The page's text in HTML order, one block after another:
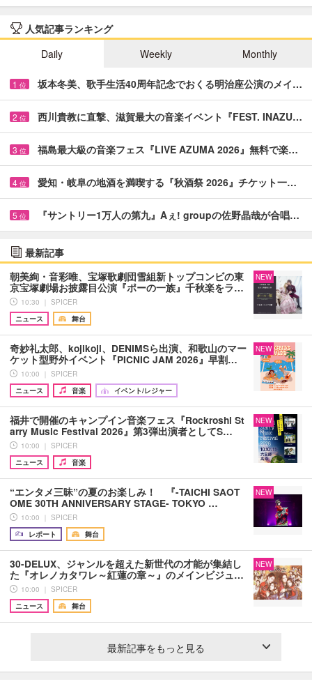
人気記事ランキング
Daily
Weekly Monthly
1 位 坂本冬美、歌手生活40周年記念でおくる明治座公演のメイ…
2 位 西川貴教に直撃、滋賀最大の音楽イベント『FEST. INAZU…
3 位 福島最大級の音楽フェス『LIVE AZUMA 2026』無料で楽…
4 位 愛知・岐阜の地酒を満喫する『秋酒祭 2026』チケット一…
5 位 『サントリー1万人の第九』Aぇ! groupの佐野晶哉が合唱…
最新記事
朝美絢・音彩唯、宝塚歌劇団雪組新トップコンビの東
京宝塚劇場お披露目公演『ポーの一族』千秋楽をラ…
10:30 ｜ SPICER
ニュース
舞台
NEW
奇妙礼太郎、kojikoji、DENIMSら出演、和歌山のマー
ケット型野外イベント『PICNIC JAM 2026』早割…
10:00 ｜ SPICER
ニュース
音楽 イベント/レジャー
NEW
福井で開催のキャンプイン音楽フェス『Rockroshi St
arry Music Festival 2026』第3弾出演者としてS…
10:00 ｜ SPICER
ニュース
音楽
NEW
“エンタメ三昧”の夏のお楽しみ！ 『-TAICHI SAOT
OME 30TH ANNIVERSARY STAGE- TOKYO …
10:00 ｜ SPICER
レポート
舞台
NEW
30-DELUX、ジャンルを超えた新世代の才能が集結し
た『オレノカタワレ～紅蓮の章～』のメインビジュ…
10:00 ｜ SPICER
ニュース
舞台
NEW
最新記事をもっと見る